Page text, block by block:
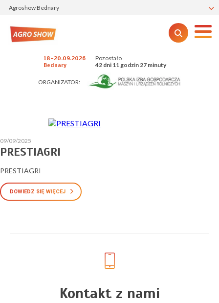
Agroshow Bednary
18-20.09.2026
Bednary
Pozostało
42 dni 11 godzin 27 minuty
ORGANIZATOR:
09/09/2025
PRESTIAGRI
PRESTIAGRI
DOWIEDZ SIĘ WIĘCEJ
Kontakt z nami